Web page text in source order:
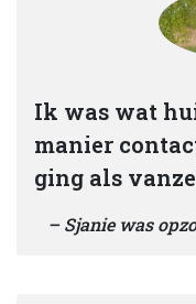
Ik was wat
manier
ging als
Sjanie was